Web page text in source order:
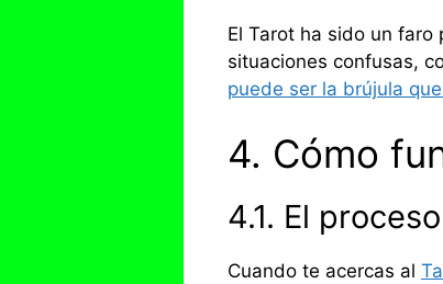
El Tarot ha sido un
situaciones confusas,
puede ser la brújula
4. Cómo
4.1. El
Cuando te acercas al